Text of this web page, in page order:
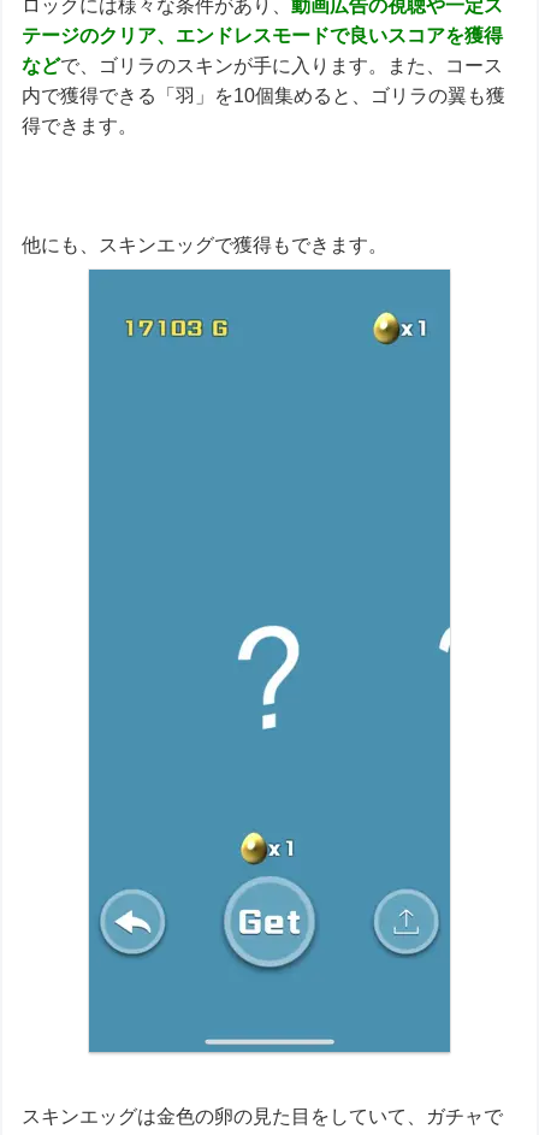
ロックには様々な条件があり、動画広告の視聴や一定ス
テージのクリア、エンドレスモードで良いスコアを獲得
などで、ゴリラのスキンが手に入ります。また、コース
内で獲得できる「羽」を10個集めると、ゴリラの翼も獲
得できます。
他にも、スキンエッグで獲得もできます。
スキンエッグは金色の卵の見た目をしていて、ガチャで